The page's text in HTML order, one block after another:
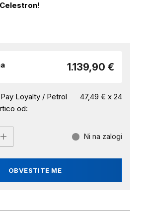
Celestron!
1.139,90 €
Loyalty / Petrol
od:
47,49 € x 24
OBVESTITE ME
Ni na zalogi